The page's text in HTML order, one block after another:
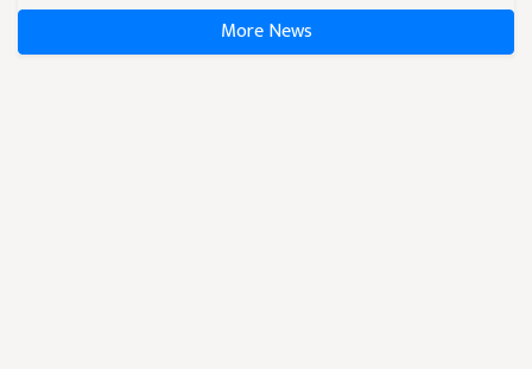
More News